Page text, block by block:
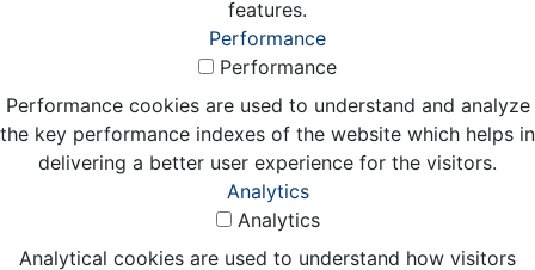
features.
Performance
Performance
Performance cookies are used to understand and analyze
the key performance indexes of the website which helps in
delivering a better user experience for the visitors.
Analytics
Analytics
Analytical cookies are used to understand how visitors